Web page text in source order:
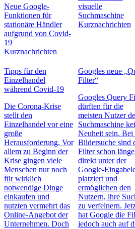
Neue Google-
Funktionen für
stationäre Händler
aufgrund von Covid-
19
Kurznachrichten
visuelle
Suchmaschine
Kurznachrichten
Tipps für den
Einzelhandel
während Covid-19
Die Corona-Krise
stellt den
Einzelhandel vor eine
große
Herausforderung. Vor
allem zu Beginn der
Krise gingen viele
Menschen nur noch
für wirklich
notwendige Dinge
einkaufen und
nutzten vermehrt das
Online-Angebot der
Unternehmen. Doch
Googles neue
Filter“
Googles Query
dürften für die
meisten Nutzer
Suchmaschine
Neuheit sein. Bei
Bildersuche sind
Filter schon
direkt unter der
Google-
platziert und
ermöglichen den
Nutzern, ihre
zu verfeinern.
hat Google die
jedoch auch auf